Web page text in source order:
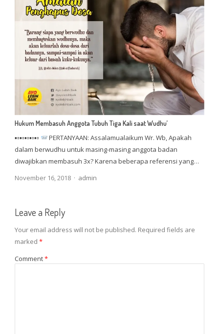
Hukum Membasuh Anggota Tubuh Tiga Kali saat Wudhu’
▪▫▪▫▪▫▪▫▪▫
PERTANYAAN: Assalamualaikum Wr. Wb, Apakah
dalam berwudhu untuk masing-masing anggota badan
diwajibkan membasuh 3x? Karena beberapa referensi yang…
November 16, 2018
Author
admin
Leave a Reply
Your email address will not be published. Required fields are
marked *
Comment*